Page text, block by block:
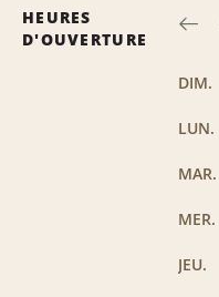
HEURES
D'OUVERTURE
DIM.
LUN.
MAR.
MER.
JEU.